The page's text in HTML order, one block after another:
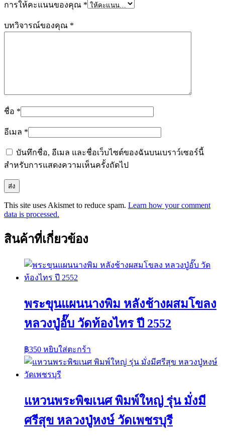
การให้คะแนนของคุณ *
บทวิจารณ์ของคุณ *
ชื่อ *
อีเมล *
บันทึกชื่อ, อีเมล และชื่อเว็บไซต์ของฉันบนเบราว์เซอร์นี้
สำหรับการแสดงความเห็นครั้งถัดไป
This site uses Akismet to reduce spam. Learn how your comment
data is processed.
สินค้าที่เกี่ยวข้อง
พระขุนแผนนางพิม หลังช้างผสมโขลง
หลวงปู่อั๊บ วัดท้องไทร ปี 2552
฿350 หยิบใส่ตะกร้า
แหวนพระพิฆเนศ พิมพ์ใหญ่ รุ่น มั่งมี
ศรีสุข หลวงปู่หงษ์ วัดเพชรบุรี